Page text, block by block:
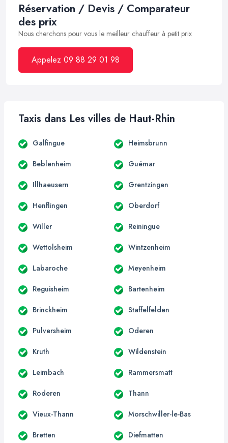
Réservation / Devis / Comparateur
des prix
Nous cherchons pour vous le meilleur chauffeur à petit prix
Appelez 09 88 29 01 98
Taxis dans Les villes de Haut-Rhin
Galfingue Heimsbrunn
Beblenheim Guémar
Illhaeusern Grentzingen
Henflingen Oberdorf
Willer Reiningue
Wettolsheim Wintzenheim
Labaroche Meyenheim
Reguisheim Bartenheim
Brinckheim Staffelfelden
Pulversheim Oderen
Kruth Wildenstein
Leimbach Rammersmatt
Roderen Thann
Vieux-Thann Morschwiller-le-Bas
Bretten Diefmatten